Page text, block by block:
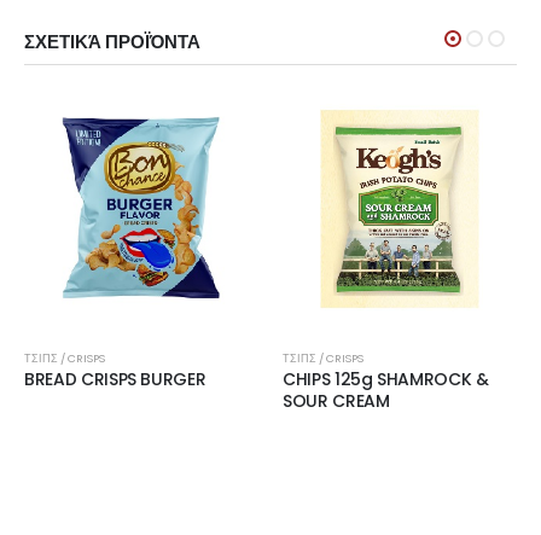
ΣΧΕΤΙΚΆ ΠΡΟΪΌΝΤΑ
ΤΣΙΠΣ / CRISPS
BREAD CRISPS BURGER
ΤΣΙΠΣ / CRISPS
CHIPS 125g SHAMROCK &
SOUR CREAM